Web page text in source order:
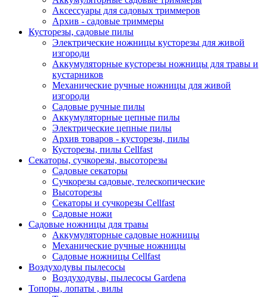
Аксессуары для садовых триммеров
Архив - садовые триммеры
Кусторезы, садовые пилы
Электрические ножницы кусторезы для живой
изгороди
Аккумуляторные кусторезы ножницы для травы и
кустарников
Механические ручные ножницы для живой
изгороди
Садовые ручные пилы
Аккумуляторные цепные пилы
Электрические цепные пилы
Архив товаров - кусторезы, пилы
Кусторезы, пилы Cellfast
Секаторы, сучкорезы, высоторезы
Садовые секаторы
Сучкорезы садовые, телескопические
Высоторезы
Секаторы и сучкорезы Cellfast
Садовые ножи
Садовые ножницы для травы
Аккумуляторные садовые ножницы
Механические ручные ножницы
Садовые ножницы Cellfast
Воздуходувы пылесосы
Воздуходувы, пылесосы Gardena
Топоры, лопаты , вилы